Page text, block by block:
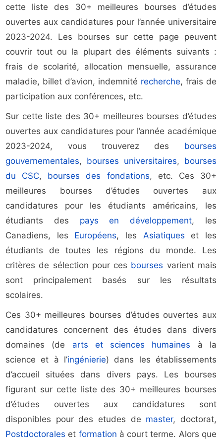
cette liste des 30+ meilleures bourses d’études
ouvertes aux candidatures pour l’année universitaire
2023-2024. Les bourses sur cette page peuvent
couvrir tout ou la plupart des éléments suivants :
frais de scolarité, allocation mensuelle, assurance
maladie, billet d’avion, indemnité recherche, frais de
participation aux conférences, etc.
Sur cette liste des 30+ meilleures bourses d’études
ouvertes aux candidatures pour l’année académique
2023-2024, vous trouverez des bourses
gouvernementales, bourses universitaires, bourses
du CSC, bourses des fondations, etc. Ces 30+
meilleures bourses d’études ouvertes aux
candidatures pour les étudiants américains, les
étudiants des pays en développement, les
Canadiens, les Européens, les Asiatiques et les
étudiants de toutes les régions du monde. Les
critères de sélection pour ces bourses varient mais
sont principalement basés sur les résultats
scolaires.
Ces 30+ meilleures bourses d’études ouvertes aux
candidatures concernent des études dans divers
domaines (de arts et sciences humaines à la
science et à l’ingénierie) dans les établissements
d’accueil situées dans divers pays. Les bourses
figurant sur cette liste des 30+ meilleures bourses
d’études ouvertes aux candidatures sont
disponibles pour des etudes de master, doctorat,
Postdoctorales et formation à court terme. Alors que